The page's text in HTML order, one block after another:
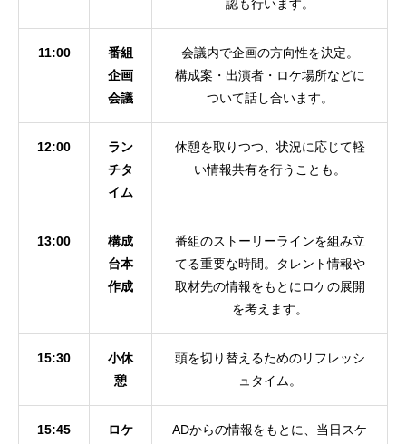
認も行います。
11:00
番組
企画
会議
会議内で企画の方向性を決定。
構成案・出演者・ロケ場所などに
ついて話し合います。
12:00
ラン
チタ
イム
休憩を取りつつ、状況に応じて軽
い情報共有を行うことも。
13:00
構成
台本
作成
番組のストーリーラインを組み立
てる重要な時間。タレント情報や
取材先の情報をもとにロケの展開
を考えます。
15:30
小休
憩
頭を切り替えるためのリフレッシ
ュタイム。
15:45
ロケ
ADからの情報をもとに、当日スケ